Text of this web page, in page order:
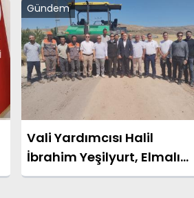
Gündem
Vali Yardımcısı Halil
İbrahim Yeşilyurt, Elmalı
Köyü Yolundaki BSK Asfalt